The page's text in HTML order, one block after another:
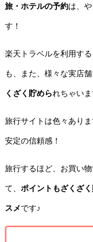
旅・ホテルの予約は、や
す！
楽天トラベルを利用す
も、また、様々な実店
くざく貯められちゃいま
旅行サイトは色々あり
安定の信頼感！
旅行するほど、お買い
て、 ポイントもざくざ
スメです♪